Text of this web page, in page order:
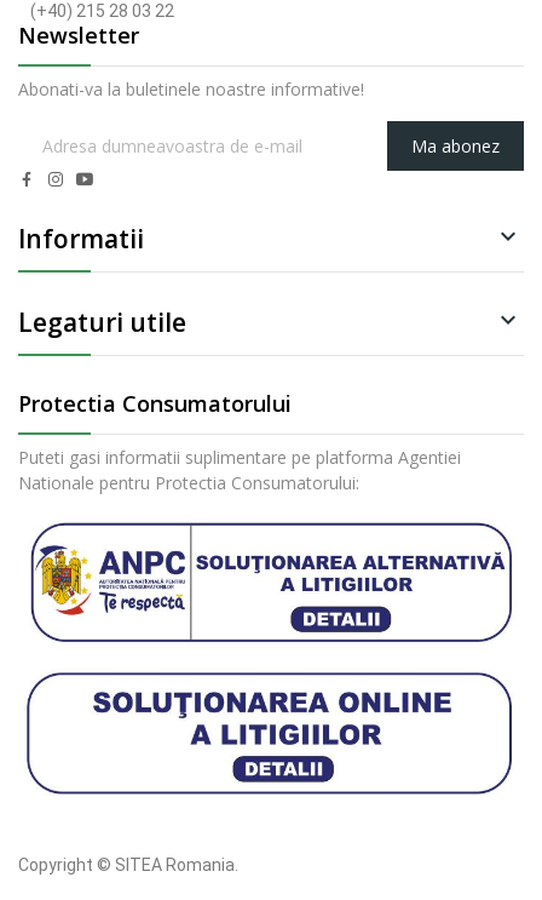
(+40) 215 28 03 22
Newsletter
Abonati-va la buletinele noastre informative!
Ma abonez
Informatii 
Legaturi utile 
Protectia Consumatorului
Puteti gasi informatii suplimentare pe platforma Agentiei
Nationale pentru Protectia Consumatorului:
Copyright © SITEA Romania.